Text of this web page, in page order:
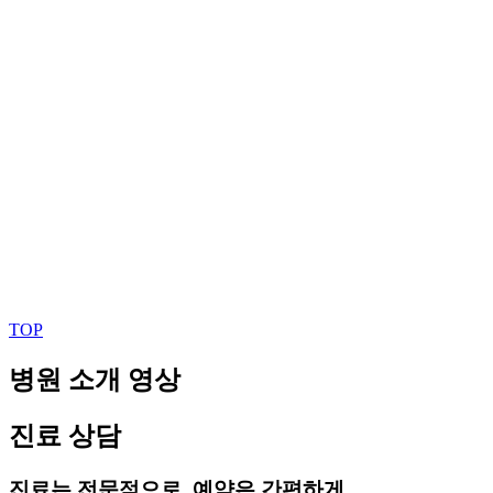
TOP
병원 소개 영상
진료 상담